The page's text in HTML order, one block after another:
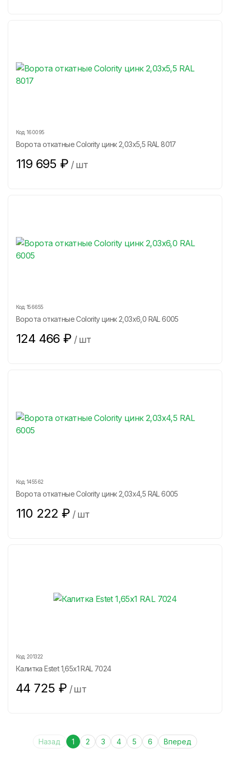
Код: 160095
Ворота откатные Colority цинк 2,03x5,5 RAL 8017
119 695 ₽ / шт
Код: 156655
Ворота откатные Colority цинк 2,03x6,0 RAL 6005
124 466 ₽ / шт
Код: 145562
Ворота откатные Colority цинк 2,03x4,5 RAL 6005
110 222 ₽ / шт
Код: 201322
Калитка Estet 1,65х1 RAL 7024
44 725 ₽ /шт
Назад 1 2 3 4 5 6 Вперед